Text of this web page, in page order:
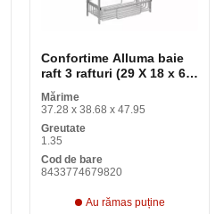
Confortime Alluma baie
raft 3 rafturi (29 X 18 x 65.
5 cm)
Mărime
37.28 x 38.68 x 47.95
Greutate
1.35
Cod de bare
8433774679820
Au rămas puține